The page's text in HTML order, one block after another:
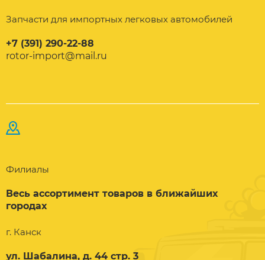
Запчасти для импортных легковых автомобилей
+7 (391) 290-22-88
rotor-import@mail.ru
Филиалы
Весь ассортимент товаров в ближайших
городах
г. Канск
ул. Шабалина, д. 44 стр. 3